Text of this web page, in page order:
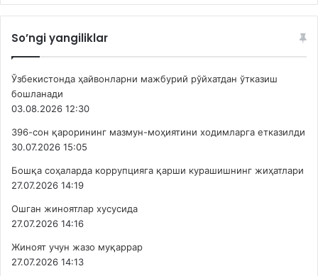
So’ngi yangiliklar
Ўзбекистонда ҳайвонларни мажбурий рўйхатдан ўтказиш
бошланади
03.08.2026 12:30
396-сон қарорининг мазмун-моҳиятини ходимларга етказилди
30.07.2026 15:05
Бошқа соҳаларда коррупцияга қарши курашишнинг жиҳатлари
27.07.2026 14:19
Ошган жиноятлар хусусида
27.07.2026 14:16
Жиноят учун жазо муқаррар
27.07.2026 14:13